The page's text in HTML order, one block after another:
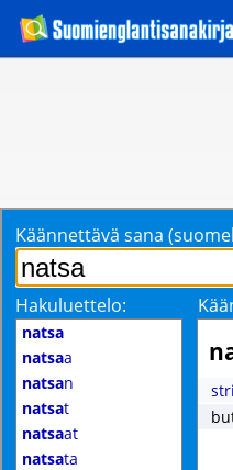
Käännettävä sana
Hakuluettelo:
natsa
natsaa
natsan
natsat
natsaat
natsata